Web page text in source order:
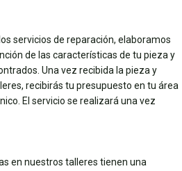
servicios de reparación, elaboramos
de las características de tu pieza y
Una vez recibida la pieza y
recibirás tu presupuesto en tu área
El servicio se realizará una vez
en nuestros talleres tienen una